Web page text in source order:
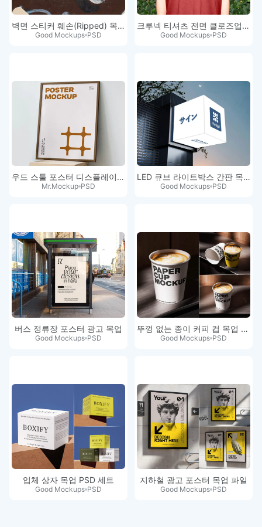
벽면 스티커 훼손(Ripped) 목업
Good Mockups PSD
크루넥 티셔츠 전면 클로즈업 목업
Good Mockups PSD
우드 스툴 포스터 디스플레이 목업
Mr.Mockup PSD
LED 큐브 라이트박스 간판 목업 PSD
Good Mockups PSD
버스 정류장 포스터 광고 목업
Good Mockups PSD
뚜껑 없는 종이 커피 컵 목업 세트
Good Mockups PSD
입체 상자 목업 PSD 세트
Good Mockups PSD
지하철 광고 포스터 목업 파일
Good Mockups PSD